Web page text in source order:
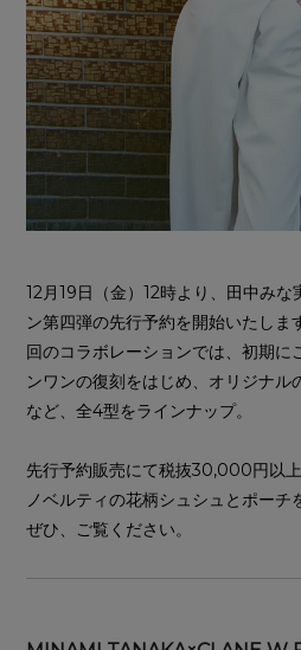
12月19日（金）12時より、田中みな
ン第四弾の先行予約を開始いたしま
回のコラボレーションでは、初期に
ンワンの復刻をはじめ、オリジナル
など、全4型をラインナップ。
先行予約販売にて税抜30,000円以上
ノベルティの花柄シュシュとポーチ
ぜひ、ご覧ください。